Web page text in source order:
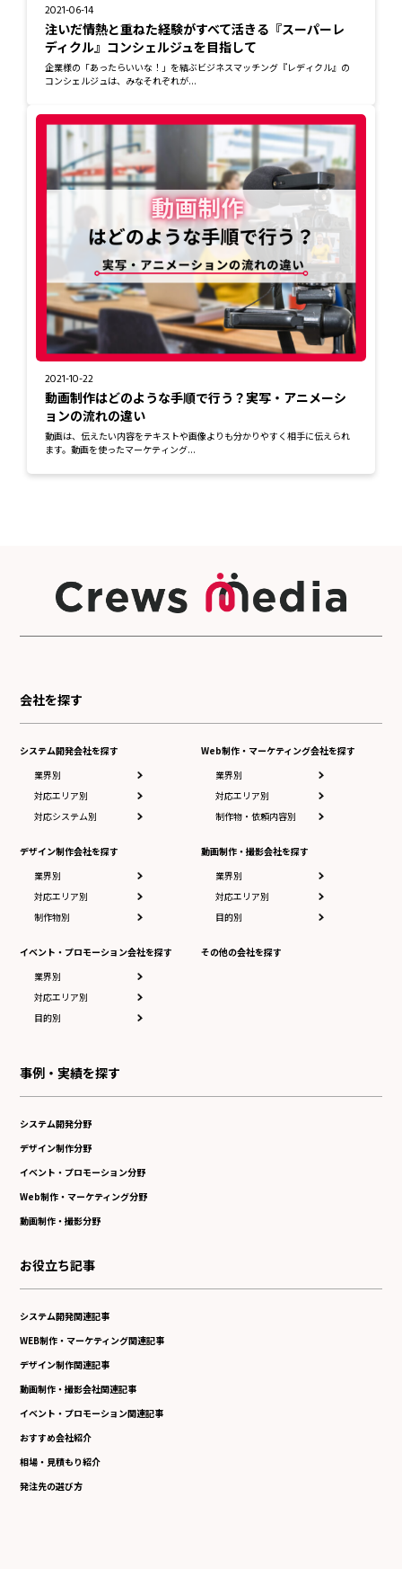
2021-06-14
注いだ情熱と重ねた経験がすべて活きる『スーパーレ
ディクル』コンシェルジュを目指して
企業様の「あったらいいな！」を結ぶビジネスマッチング『レディクル』の
コンシェルジュは、みなそれぞれが...
2021-10-22
動画制作はどのような手順で行う？実写・アニメーシ
ョンの流れの違い
動画は、伝えたい内容をテキストや画像よりも分かりやすく相手に伝えられ
ます。動画を使ったマーケティング...
会社を探す
システム開発会社を探す
業界別
対応エリア別
対応システム別
デザイン制作会社を探す
業界別
対応エリア別
制作物別
イベント・プロモーション会社を探す
業界別
対応エリア別
目的別
Web制作・マーケティング会社を探す
業界別
対応エリア別
制作物・依頼内容別
動画制作・撮影会社を探す
業界別
対応エリア別
目的別
その他の会社を探す
事例・実績を探す
システム開発分野
デザイン制作分野
イベント・プロモーション分野
Web制作・マーケティング分野
動画制作・撮影分野
お役立ち記事
システム開発関連記事
WEB制作・マーケティング関連記事
デザイン制作関連記事
動画制作・撮影会社関連記事
イベント・プロモーション関連記事
おすすめ会社紹介
相場・見積もり紹介
発注先の選び方